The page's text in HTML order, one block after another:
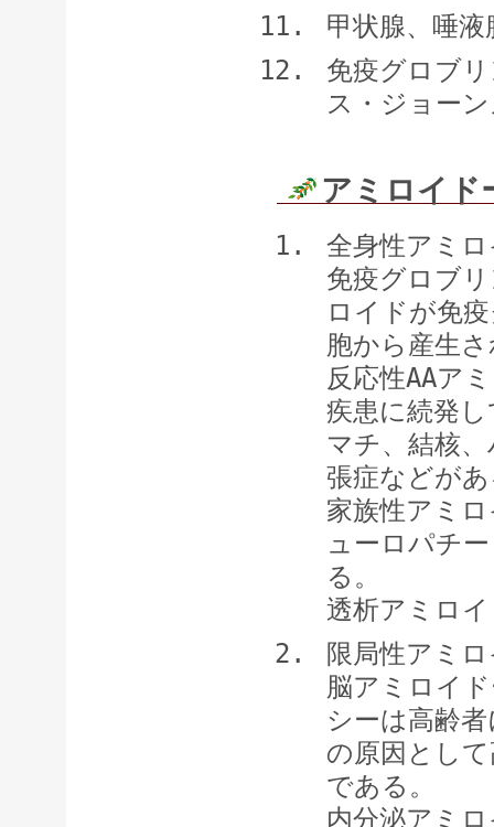
甲状腺、唾
免疫グロブ
ス・ジョー
アミロイド
全身性アミ
免疫グロブ
ロイドが免
胞から産生
反応性AAア
疾患に続発
マチ、結核
張症などが
家族性アミ
ューロパチ
る。
透析アミロ
限局性アミ
脳アミロイ
シーは高齢
の原因とし
である。
内分泌アミ